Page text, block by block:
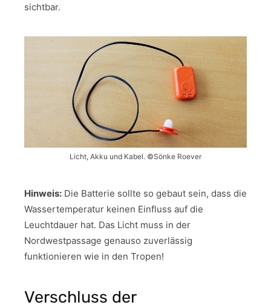
sichtbar.
Licht, Akku und Kabel. ©Sönke Roever
Hinweis: Die Batterie sollte so gebaut sein, dass die
Wassertemperatur keinen Einfluss auf die
Leuchtdauer hat. Das Licht muss in der
Nordwestpassage genauso zuverlässig
funktionieren wie in den Tropen!
Verschluss der